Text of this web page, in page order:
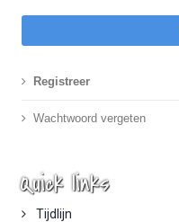
Registreer
Wachtwoord vergeten
Quick links
Tijdlijn